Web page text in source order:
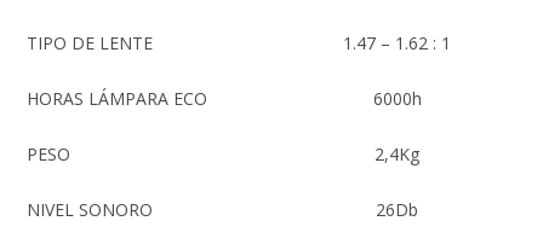
TIPO DE LENTE 1.47 – 1.62 : 1
HORAS LÁMPARA ECO 6000h
PESO 2,4Kg
NIVEL SONORO 26Db